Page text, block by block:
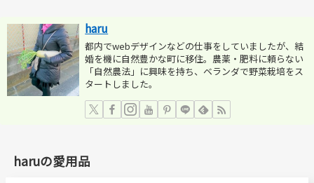
haru
都内でwebデザインなどの仕事をしていましたが、結
婚を機に自然豊かな町に移住。農薬・肥料に頼らない
「自然農法」に興味を持ち、ベランダで野菜栽培をス
タートしました。
haruの愛用品